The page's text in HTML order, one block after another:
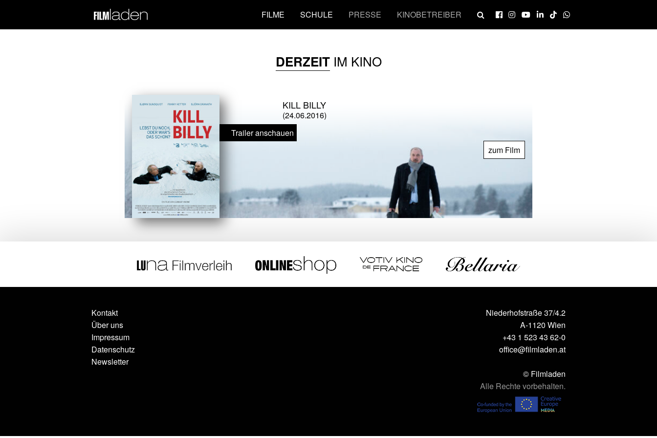
FILME SCHULE PRESSE KINOBETREIBER
DERZEITIM KINO
KILL BILLY
(24.06.2016)
Trailer anschauen
zum Film
Kontakt
Über uns
Impressum
Datenschutz
Newsletter
Niederhofstraße 37/4.2
A-1120 Wien
+43 1 523 43 62-0
office@filmladen.at
© Filmladen
Alle Rechte vorbehalten.